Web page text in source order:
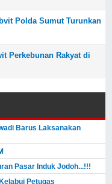
Polda Sumut Turunkan
Perkebunan Rakyat di
Barus Laksanakan
Pasar Induk Jodoh...!!!
Petugas